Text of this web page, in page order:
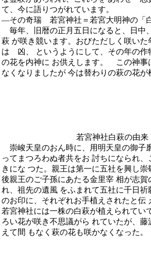
て、今に語りつがれています。
―その奇瑞 若宮神社＝若宮大明神の「白
毎年、旧暦の正月五日になると、日
萩 が咲き競います。おびただしく咲い
は 凶、 というようにして、その年の作
の花を内神に お供えします。 この神事
なくなりましたが 今は替わりの萩の花が
若宮神社白萩の由来
崇峻天皇のおん時に、用明天皇の御子
ってまつろわぬ者共をお 討ちになられ
きにな つた。親王は第一に五社を興し
後親王のご子孫にあたる金里宰 相が志賀
れ、祖先の遺風 をふまれて五社に千日祈
のお印に、それぞれお手植えされたと伝
若宮神社には一株の白萩が植えられてい
ろい花が咲き不思議がら れていたが、藤
えて間 もなく萩の花も咲かなくなった。